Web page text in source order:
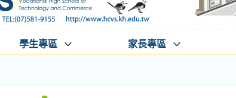
學生專區 家長專區